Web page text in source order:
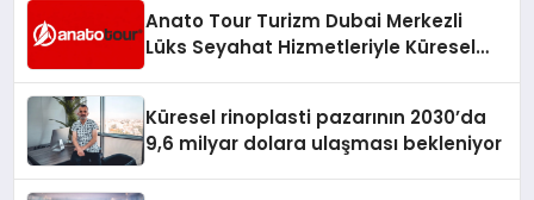
Anato Tour Turizm Dubai Merkezli
Lüks Seyahat Hizmetleriyle Küresel
Küresel rinoplasti pazarının 2030’da
9,6 milyar dolara ulaşması bekleniyor